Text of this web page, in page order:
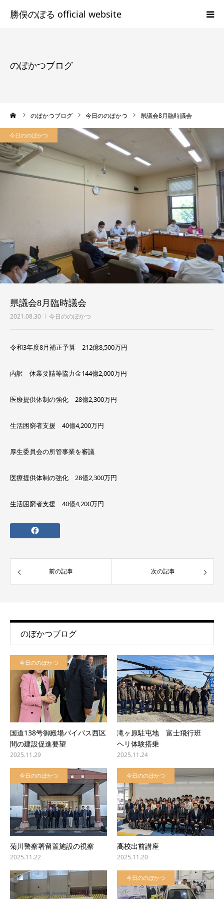
のぼかつブログ
のぼかつブログ 今日ののぼかつ 県議会8月臨時議会
今日ののぼかつ
県議会8月臨時議会
2021.08.30 今日ののぼかつ
令和3年度8月補正予算 212億8,500万円
内訳 休業要請等協力金144億2,000万円
医療提供体制の強化 28億2,300万円
生活困窮者支援 40億4,200万円
厚生委員会の所管事業を審議
医療提供体制の強化 28億2,300万円
生活困窮者支援 40億4,200万円
前の記事 次の記事
のぼかつブログ
今日ののぼかつ
国道138号御殿場バイパス西区
間の建設促進要望
2025.11.29
滝ヶ原駐屯地 富士飛行班
ヘリ体験搭乗
2025.11.24
今日ののぼかつ
菊川警察署留置施設の視察
2025.11.22
今日ののぼかつ
高校出前講座
2025.11.20
今日ののぼかつ
プロフィール
のぼかつブログ
Facebook